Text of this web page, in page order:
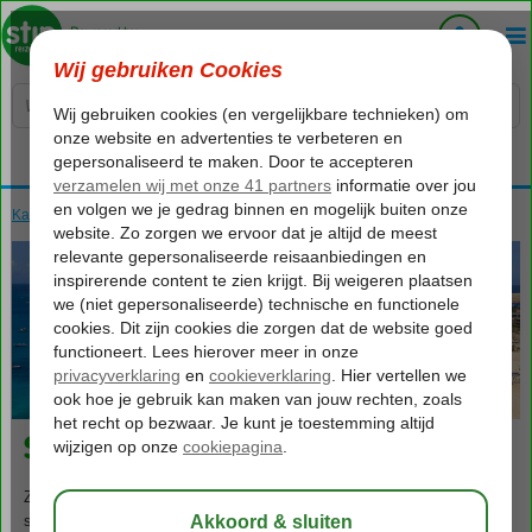
Voelt als thuiskomen...
Kaapverdië Sal
va 736
o.b.v. 2 personen
Sal
Zet je voet aan land op het Kaapverdische Sal, dan verdwijnen
spanningen, drukte en stress als sneeuw voor de altijd stralende zon.